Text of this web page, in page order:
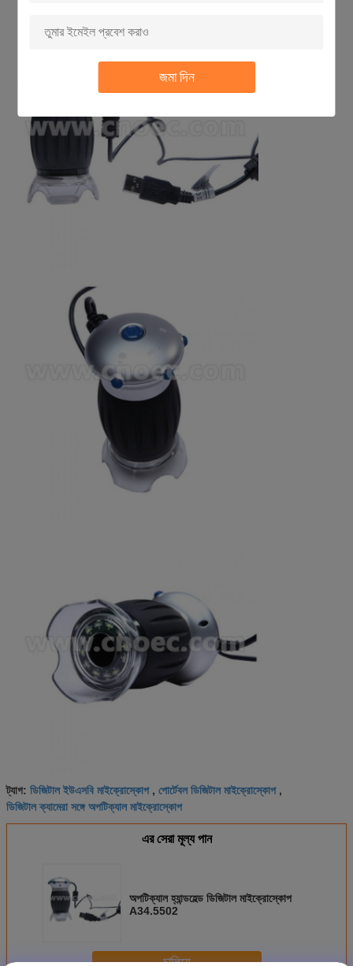
জমা দিন
ট্যাগ: ডিজিটাল ইউএসবি মাইক্রোস্কোপ, পোর্টেবল ডিজিটাল মাইক্রোস্কোপ,
ডিজিটাল ক্যামেরা সঙ্গে অপটিক্যাল মাইক্রোস্কোপ
এর সেরা মূল্য পান
অপটিক্যাল হ্যান্ডহেল্ড ডিজিটাল মাইক্রোস্কোপ
A34.5502
চালিয়ে